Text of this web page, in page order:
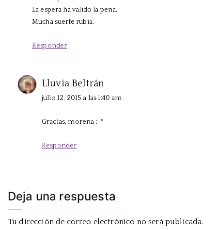
La espera ha valido la pena.
Mucha suerte rubia.
Responder
Lluvia Beltrán
julio 12, 2015 a las 1:40 am
Gracias, morena :-*
Responder
Deja una respuesta
Tu dirección de correo electrónico no será publicada.